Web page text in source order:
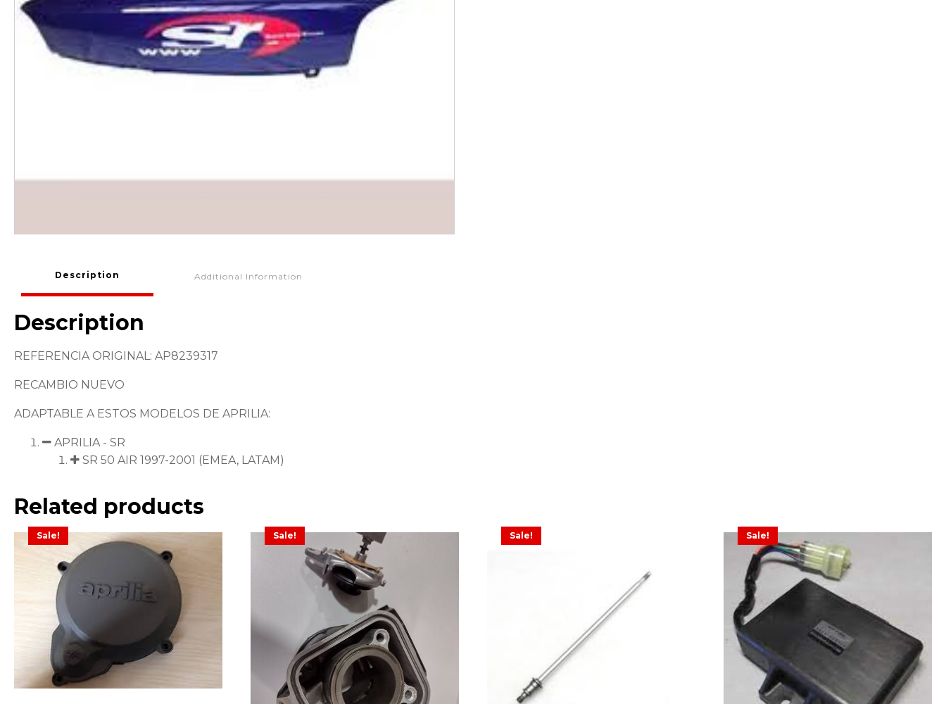
Description Additional Information
Description
REFERENCIA ORIGINAL: AP8239317
RECAMBIO NUEVO
ADAPTABLE A ESTOS MODELOS DE APRILIA:
APRILIA - SR
SR 50 AIR 1997-2001 (EMEA, LATAM)
Related products
Sale! Sale! Sale! Sale!